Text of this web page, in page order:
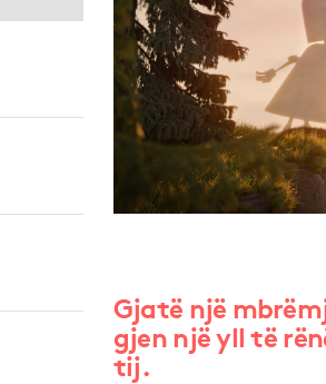
Gjatë një
gjen një yll të
tij.